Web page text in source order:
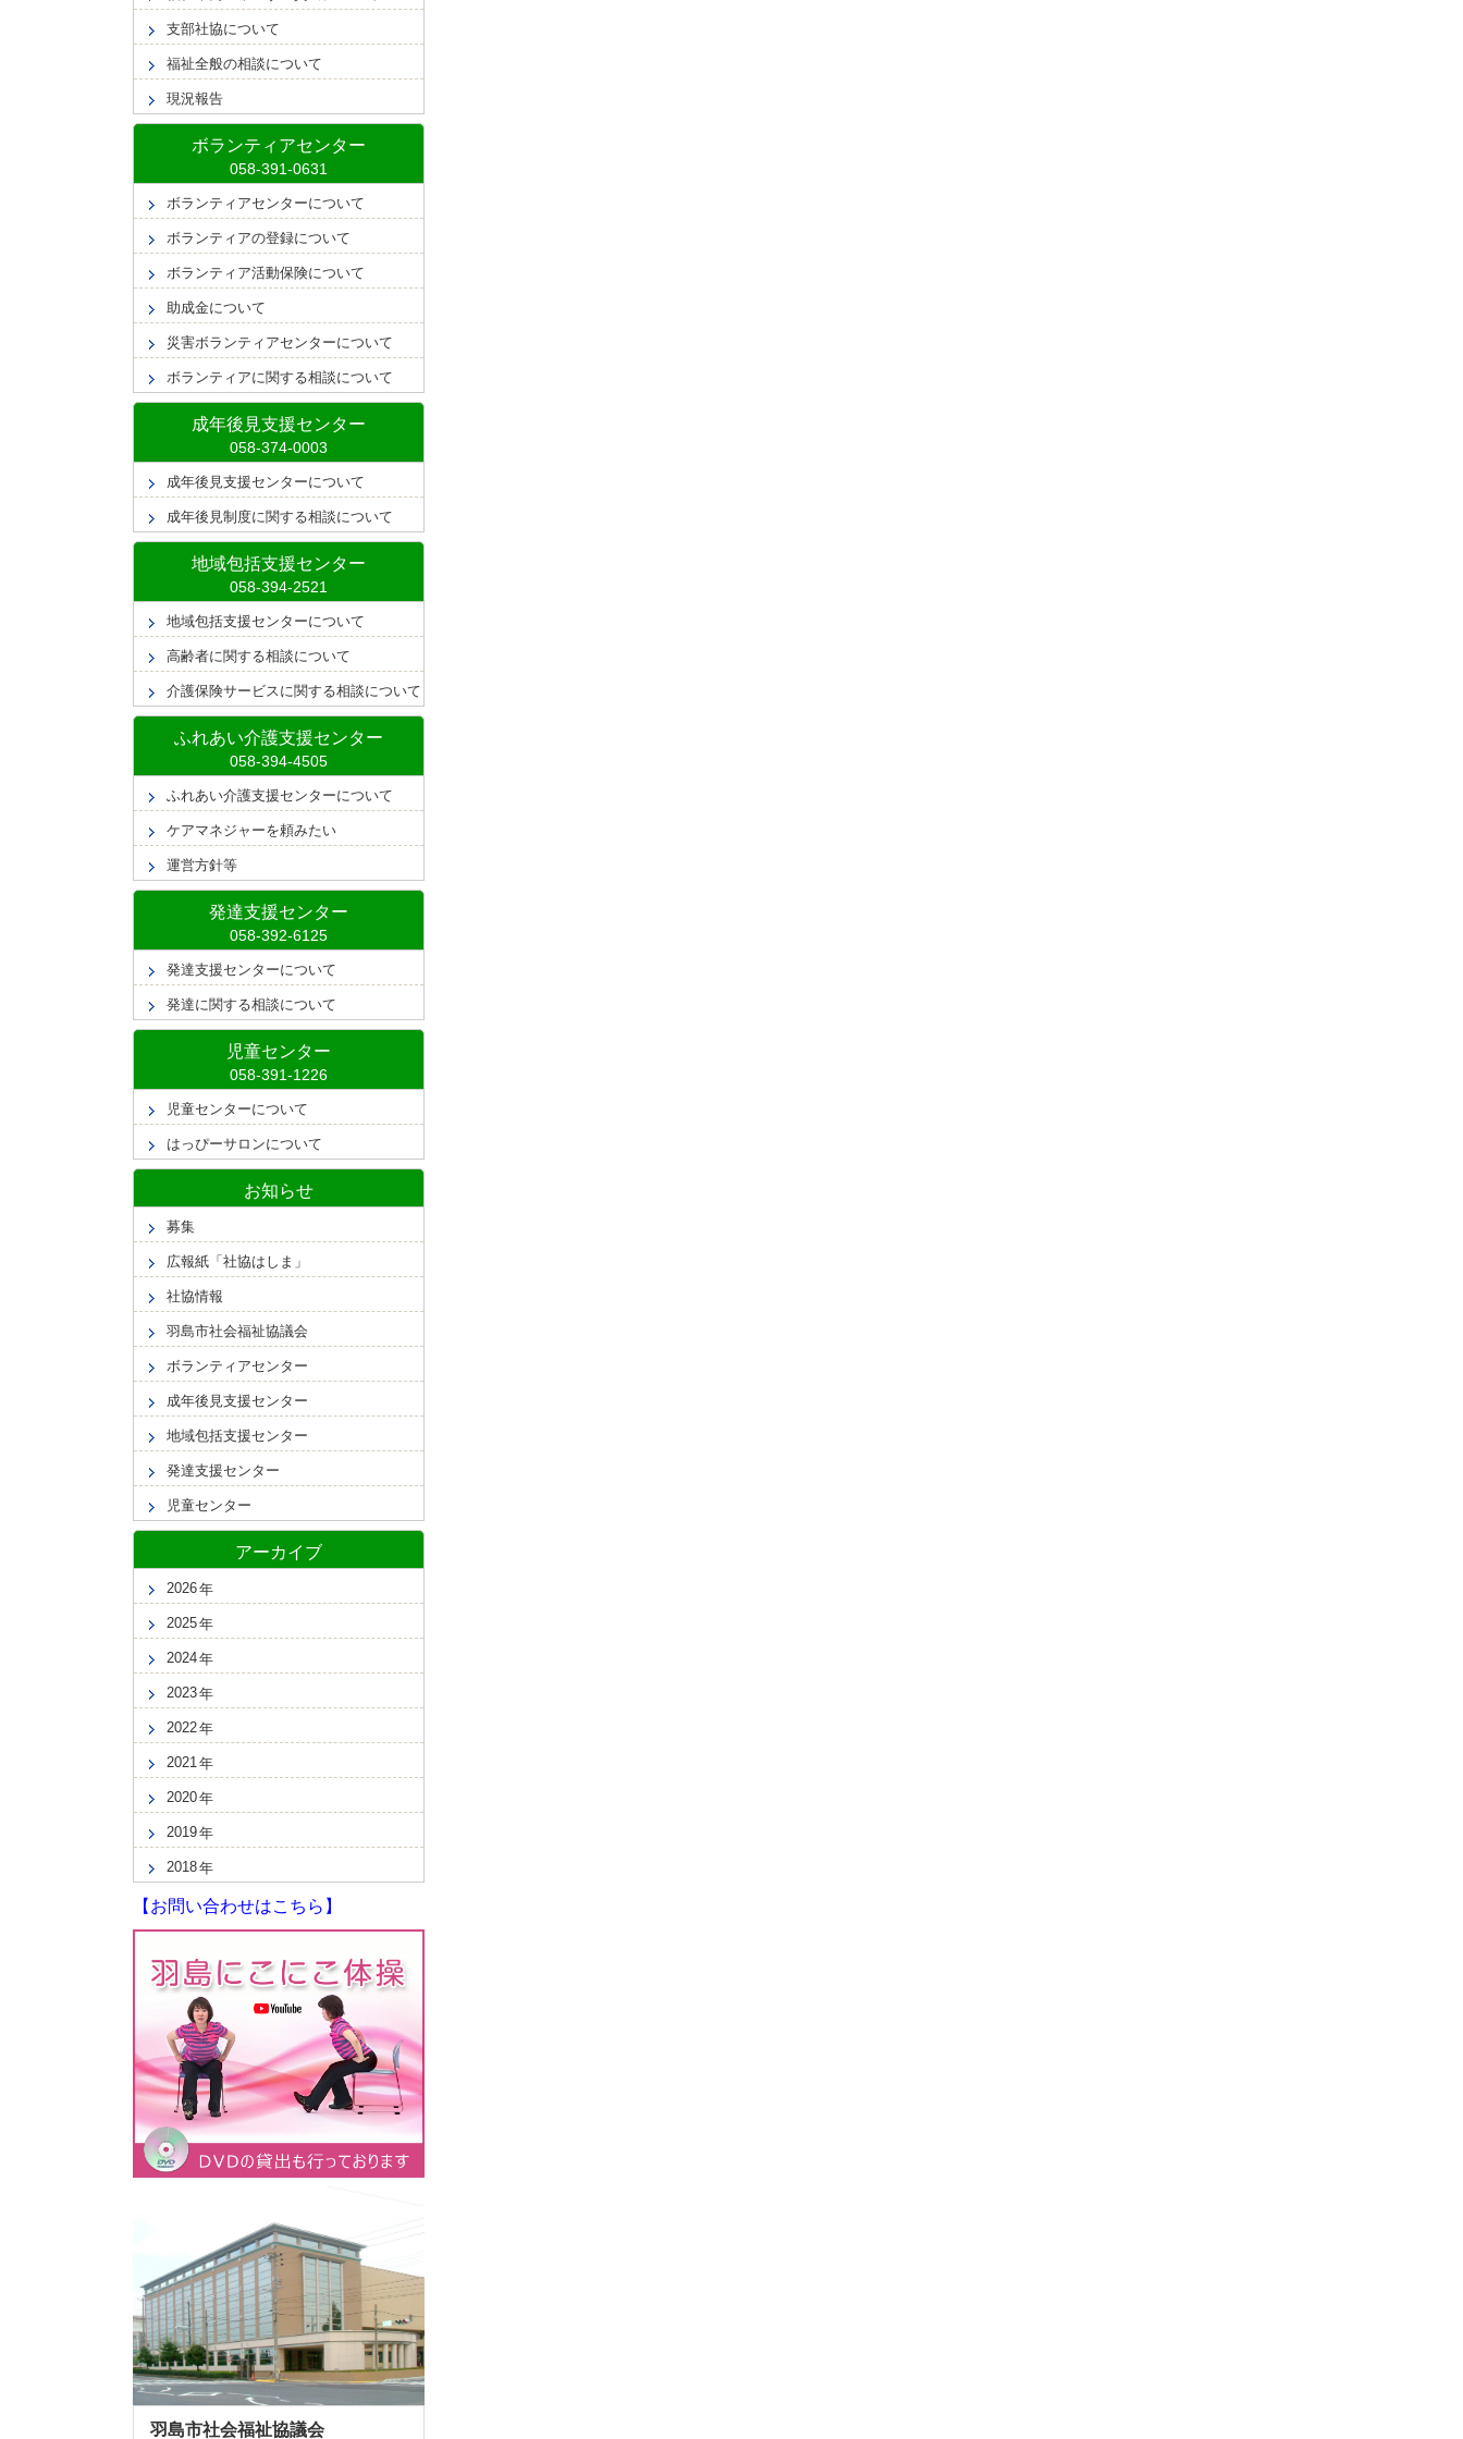
支部社協について
福祉全般の相談について
現況報告
ボランティアセンター
ボランティアセンターについて
ボランティアの登録について
ボランティア活動保険について
助成金について
災害ボランティアセンターについて
ボランティアに関する相談について
成年後見支援センター
成年後見支援センターについて
成年後見制度に関する相談について
地域包括支援センター
地域包括支援センターについて
高齢者に関する相談について
介護保険サービスに関する相談について
ふれあい介護支援センター
ふれあい介護支援センターについて
ケアマネジャーを頼みたい
運営方針等
発達支援センター
発達支援センターについて
発達に関する相談について
児童センター
児童センターについて
はっぴーサロンについて
お知らせ
募集
広報紙「社協はしま」
社協情報
羽島市社会福祉協議会
ボランティアセンター
成年後見支援センター
地域包括支援センター
発達支援センター
児童センター
アーカイブ
2026
2025
2024
2023
2022
2021
2020
2019
2018
【お問い合わせはこちら】
羽島市社会福祉協議会